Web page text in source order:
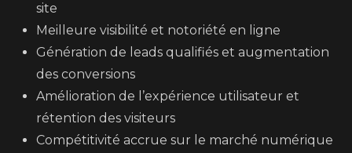
site
Meilleure visibilité et notoriété en ligne
Génération de leads qualifiés et augmentation
des conversions
Amélioration de l’expérience utilisateur et
rétention des visiteurs
Compétitivité accrue sur le marché numérique